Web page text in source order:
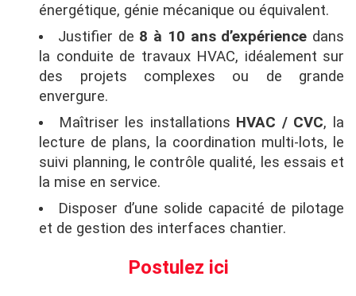
énergétique, génie mécanique ou équivalent.
Justifier de 8 à 10 ans d’expérience dans
la conduite de travaux HVAC, idéalement sur
des projets complexes ou de grande
envergure.
Maîtriser les installations HVAC / CVC, la
lecture de plans, la coordination multi-lots, le
suivi planning, le contrôle qualité, les essais et
la mise en service.
Disposer d’une solide capacité de pilotage
et de gestion des interfaces chantier.
Postulez ici